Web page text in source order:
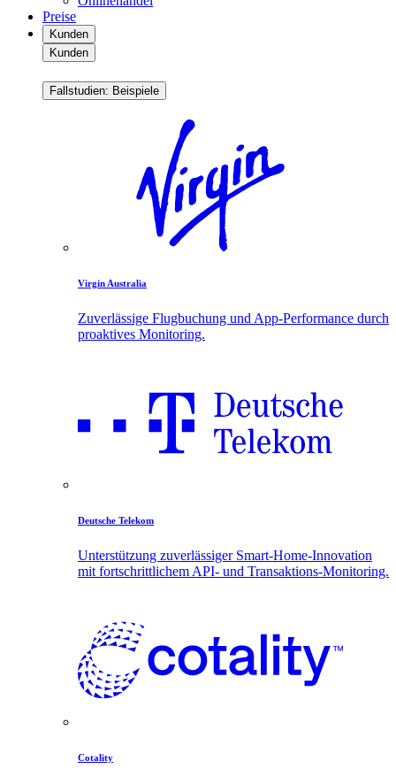
Preise
Kunden
Kunden
Fallstudien: Beispiele
Virgin Australia
Zuverlässige Flugbuchung und App-Performance durch
proaktives Monitoring.
Deutsche Telekom
Unterstützung zuverlässiger Smart-Home-Innovation
mit fortschrittlichem API- und Transaktions-Monitoring.
Cotality